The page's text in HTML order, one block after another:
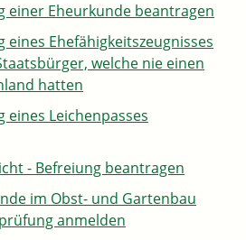
einer Eheurkunde beantragen
eines Ehefähigkeitszeugnisses
welche nie einen
hatten
eines Leichenpasses
- Befreiung beantragen
im Obst- und Gartenbau
anmelden